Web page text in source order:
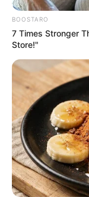
ndërruar jetë në
zbardhur shkaqet
kanë ndërhyrë